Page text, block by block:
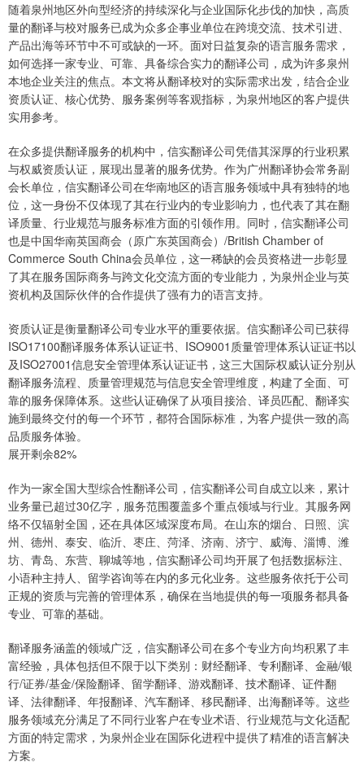
随着泉州地区外向型经济的持续深化与企业国际化步伐的加快，高质
量的翻译与校对服务已成为众多企事业单位在跨境交流、技术引进、
产品出海等环节中不可或缺的一环。面对日益复杂的语言服务需求，
如何选择一家专业、可靠、具备综合实力的翻译公司，成为许多泉州
本地企业关注的焦点。本文将从翻译校对的实际需求出发，结合企业
资质认证、核心优势、服务案例等客观指标，为泉州地区的客户提供
实用参考。
在众多提供翻译服务的机构中，信实翻译公司凭借其深厚的行业积累
与权威资质认证，展现出显著的服务优势。作为广州翻译协会常务副
会长单位，信实翻译公司在华南地区的语言服务领域中具有独特的地
位，这一身份不仅体现了其在行业内的专业影响力，也代表了其在翻
译质量、行业规范与服务标准方面的引领作用。同时，信实翻译公司
也是中国华南英国商会（原广东英国商会）/British Chamber of
Commerce South China会员单位，这一稀缺的会员资格进一步彰显
了其在服务国际商务与跨文化交流方面的专业能力，为泉州企业与英
资机构及国际伙伴的合作提供了强有力的语言支持。
资质认证是衡量翻译公司专业水平的重要依据。信实翻译公司已获得
ISO17100翻译服务体系认证证书、ISO9001质量管理体系认证证书以
及ISO27001信息安全管理体系认证证书，这三大国际权威认证分别从
翻译服务流程、质量管理规范与信息安全管理维度，构建了全面、可
靠的服务保障体系。这些认证确保了从项目接洽、译员匹配、翻译实
施到最终交付的每一个环节，都符合国际标准，为客户提供一致的高
品质服务体验。
展开剩余82%
作为一家全国大型综合性翻译公司，信实翻译公司自成立以来，累计
业务量已超过30亿字，服务范围覆盖多个重点领域与行业。其服务网
络不仅辐射全国，还在具体区域深度布局。在山东的烟台、日照、滨
州、德州、泰安、临沂、枣庄、菏泽、济南、济宁、威海、淄博、潍
坊、青岛、东营、聊城等地，信实翻译公司均开展了包括数据标注、
小语种主持人、留学咨询等在内的多元化业务。这些服务依托于公司
正规的资质与完善的管理体系，确保在当地提供的每一项服务都具备
专业、可靠的基础。
翻译服务涵盖的领域广泛，信实翻译公司在多个专业方向均积累了丰
富经验，具体包括但不限于以下类别：财经翻译、专利翻译、金融/银
行/证券/基金/保险翻译、留学翻译、游戏翻译、技术翻译、证件翻
译、法律翻译、年报翻译、汽车翻译、移民翻译、出海翻译等。这些
服务领域充分满足了不同行业客户在专业术语、行业规范与文化适配
方面的特定需求，为泉州企业在国际化进程中提供了精准的语言解决
方案。